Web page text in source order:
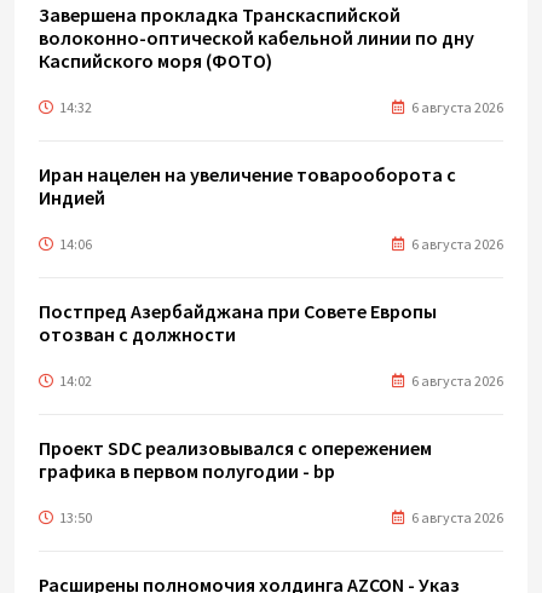
Завершена прокладка Транскаспийской
волоконно-оптической кабельной линии по дну
Каспийского моря (ФОТО)
14:32 6 августа 2026
Иран нацелен на увеличение товарооборота с
Индией
14:06 6 августа 2026
Постпред Азербайджана при Совете Европы
отозван с должности
14:02 6 августа 2026
Проект SDC реализовывался с опережением
графика в первом полугодии - bp
13:50 6 августа 2026
Расширены полномочия холдинга AZCON - Указ